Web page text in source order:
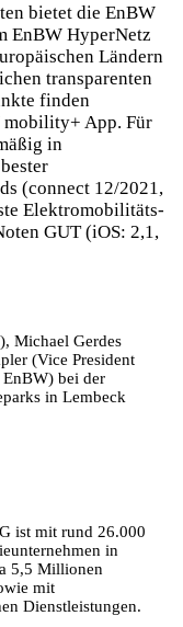
bietet die EnBW
EnBW HyperNetz
Ländern
transparenten
finden
App. Für
in
(connect 12/2021,
Elektromobilitäts-
GUT (iOS: 2,1,
Michael Gerdes
(Vice President
bei der
in Lembeck
ist mit rund 26.000
in
5,5 Millionen
mit
Dienstleistungen.